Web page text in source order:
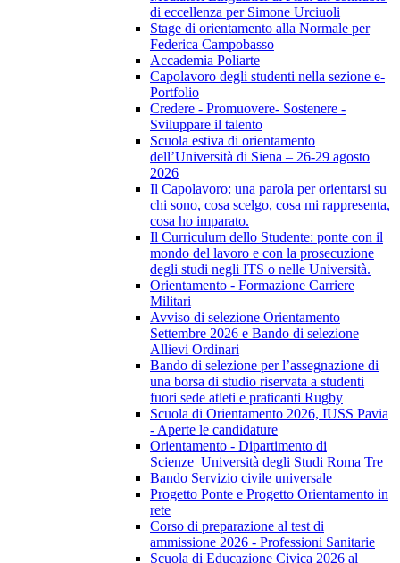
di eccellenza per Simone Urciuoli
Stage di orientamento alla Normale per
Federica Campobasso
Accademia Poliarte
Capolavoro degli studenti nella sezione e-
Portfolio
Credere - Promuovere- Sostenere -
Sviluppare il talento
Scuola estiva di orientamento
dell’Università di Siena – 26-29 agosto
2026
Il Capolavoro: una parola per orientarsi su
chi sono, cosa scelgo, cosa mi rappresenta,
cosa ho imparato.
Il Curriculum dello Studente: ponte con il
mondo del lavoro e con la prosecuzione
degli studi negli ITS o nelle Università.
Orientamento - Formazione Carriere
Militari
Avviso di selezione Orientamento
Settembre 2026 e Bando di selezione
Allievi Ordinari
Bando di selezione per l’assegnazione di
una borsa di studio riservata a studenti
fuori sede atleti e praticanti Rugby
Scuola di Orientamento 2026, IUSS Pavia
- Aperte le candidature
Orientamento - Dipartimento di
Scienze_Università degli Studi Roma Tre
Bando Servizio civile universale
Progetto Ponte e Progetto Orientamento in
rete
Corso di preparazione al test di
ammissione 2026 - Professioni Sanitarie
Scuola di Educazione Civica 2026 al